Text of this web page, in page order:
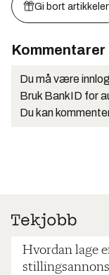
Gi bort
Kommentarer
Du må være
Bruk BankID for
Du kan
Hvordan lage